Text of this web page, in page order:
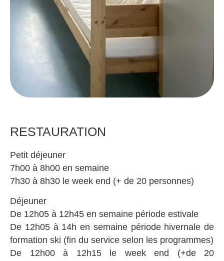
RESTAURATION
Petit déjeuner
7h00 à 8h00 en semaine
7h30 à 8h30 le week end (+ de 20 personnes)
Déjeuner
De 12h05 à 12h45 en semaine période estivale
De 12h05 à 14h en semaine période hivernale de
formation ski (fin du service selon les programmes)
De 12h00 à 12h15 le week end (+de 20